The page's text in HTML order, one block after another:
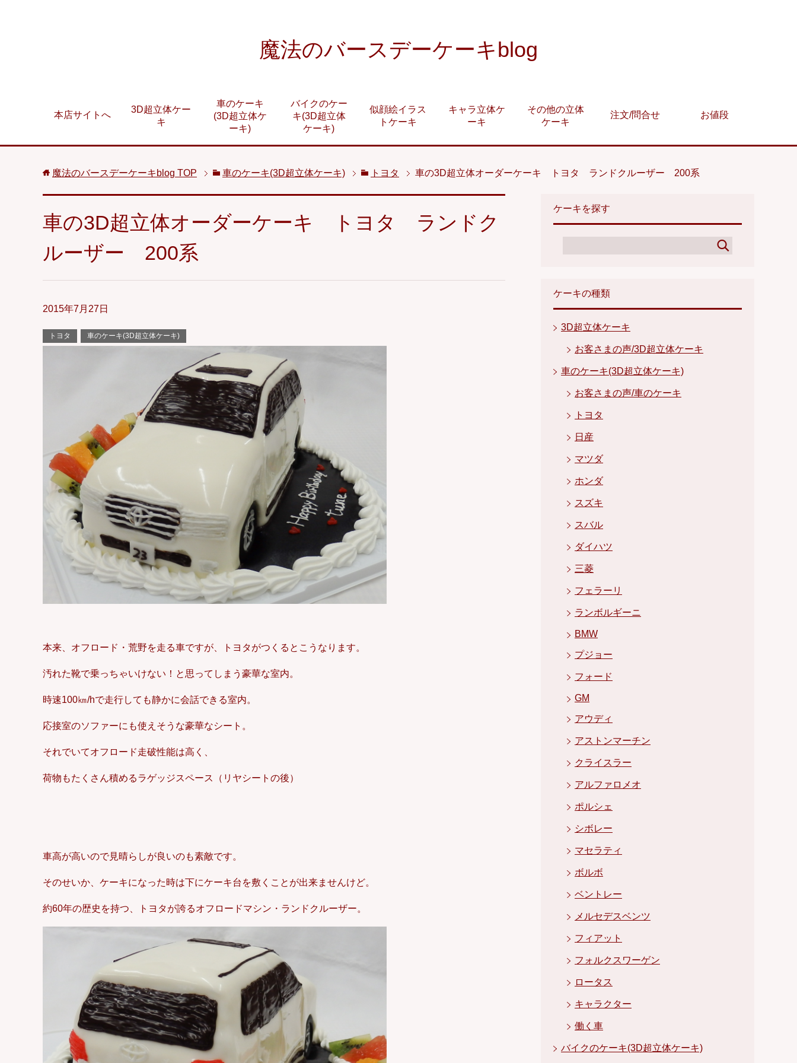
魔法のバースデーケーキblog
本店サイトへ
3D超立体ケー
キ
車のケーキ
(3D超立体ケ
ーキ)
バイクのケー
キ(3D超立体
ケーキ)
似顔絵イラス
トケーキ
キャラ立体ケ
ーキ
その他の立体
ケーキ
注文/問合せ お値段
魔法のバースデーケーキblog TOP 車のケーキ(3D超立体ケーキ) トヨタ 車の3D超立体オーダーケーキ トヨタ ランドクルーザー 200系
車の3D超立体オーダーケーキ トヨタ ランドク
ルーザー 200系
2015年7月27日
トヨタ 車のケーキ(3D超立体ケーキ)
本来、オフロード・荒野を走る車ですが、トヨタがつくるとこうなります。
汚れた靴で乗っちゃいけない！と思ってしまう豪華な室内。
時速100㎞/hで走行しても静かに会話できる室内。
応接室のソファーにも使えそうな豪華なシート。
それでいてオフロード走破性能は高く、
荷物もたくさん積めるラゲッジスペース（リヤシートの後）
車高が高いので見晴らしが良いのも素敵です。
そのせいか、ケーキになった時は下にケーキ台を敷くことが出来ませんけど。
約60年の歴史を持つ、トヨタが誇るオフロードマシン・ランドクルーザー。
ケーキを探す
ケーキの種類
3D超立体ケーキ
お客さまの声/3D超立体ケーキ
車のケーキ(3D超立体ケーキ)
お客さまの声/車のケーキ
トヨタ
日産
マツダ
ホンダ
スズキ
スバル
ダイハツ
三菱
フェラーリ
ランボルギーニ
BMW
プジョー
フォード
GM
アウディ
アストンマーチン
クライスラー
アルファロメオ
ポルシェ
シボレー
マセラティ
ボルボ
ベントレー
メルセデスベンツ
フィアット
フォルクスワーゲン
ロータス
キャラクター
働く車
バイクのケーキ(3D超立体ケーキ)